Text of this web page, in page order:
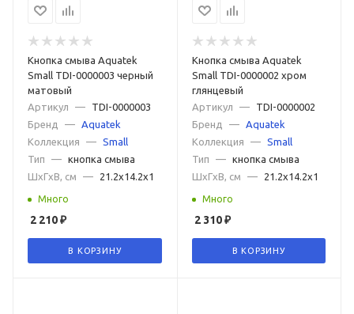
Кнопка смыва Aquatek
Small TDI-0000003 черный
матовый
Артикул
—
TDI-0000003
Бренд
—
Aquatek
Коллекция
— Small
Тип
— кнопка смыва
ШxГxВ, см
— 21.2x14.2x1
Много
2 210₽
В КОРЗИНУ
Кнопка смыва Aquatek
Small TDI-0000002 хром
глянцевый
Артикул
—
TDI-0000002
Бренд
—
Aquatek
Коллекция
—
Small
Тип
—
кнопка смыва
ШxГxВ, см
— 21.2x14.2x1
Много
2 310₽
В КОРЗИНУ